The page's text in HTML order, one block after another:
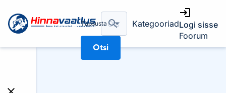
Täpsusta
Otsi
KategooriadLogi sisse
Foorum